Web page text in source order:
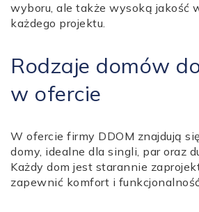
wyboru, ale także wysoką jakość
każdego projektu.
Rodzaje domów
w ofercie
W ofercie firmy DDOM znajdują
domy, idealne dla singli, par oraz
Każdy dom jest starannie
zapewnić komfort i